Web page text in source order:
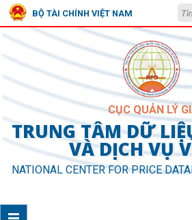
BỘ TÀI CHÍNH VIỆT NAM
CỤC QUẢN LÝ
TRUNG TÂM DỮ
VÀ DỊCH VỤ
NATIONAL CENTER FOR PRICE